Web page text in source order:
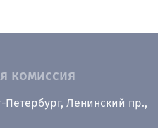
комиссия
Петербург, Ленинский пр.,